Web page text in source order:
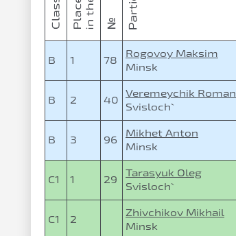
B 1 78
Rogovoy Maksim
Minsk
B 2 40
Veremeychik Roman
Svisloch`
B 3 96
Mikhet Anton
Minsk
C1 1 29
Tarasyuk Oleg
Svisloch`
C1 2
Zhivchikov Mikhail
Minsk